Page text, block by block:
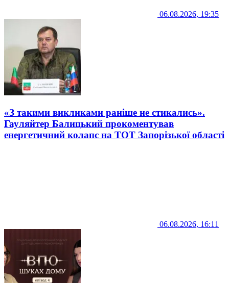
06.08.2026, 19:35
«З такими викликами раніше не стикались».
Гауляйтер Балицький прокоментував
енергетичний колапс на ТОТ Запорізької області
06.08.2026, 16:11